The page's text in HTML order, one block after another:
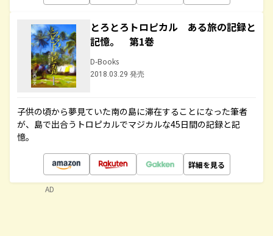
とろとろトロピカル ある旅の記録と
記憶。 第1巻
D-Books
2018.03.29 発売
子供の頃から夢見ていた南の島に滞在することになった筆者
が、島で出合うトロピカルでマジカルな45日間の記録と記
憶。
詳細を見る
AD